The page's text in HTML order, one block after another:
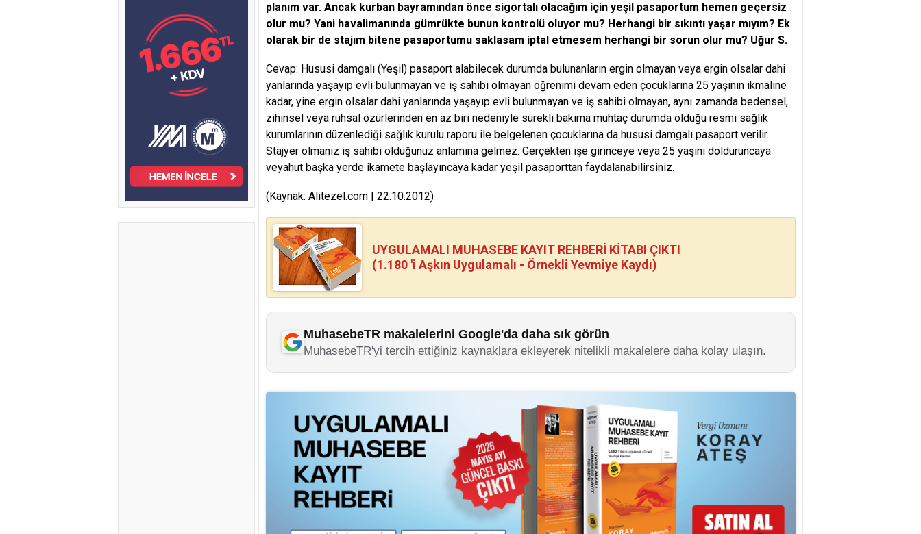
planım var. Ancak kurban bayramından önce sigortalı olacağım için yeşil pasaportum hemen geçersiz
olur mu? Yani havalimanında gümrükte bunun kontrolü oluyor mu? Herhangi bir sıkıntı yaşar mıyım? Ek
olarak bir de stajım bitene pasaportumu saklasam iptal etmesem herhangi bir sorun olur mu? Uğur S.
Cevap: Hususi damgalı (Yeşil) pasaport alabilecek durumda bulunanların ergin olmayan veya ergin olsalar dahi
yanlarında yaşayıp evli bulunmayan ve iş sahibi olmayan öğrenimi devam eden çocuklarına 25 yaşının ikmaline
kadar, yine ergin olsalar dahi yanlarında yaşayıp evli bulunmayan ve iş sahibi olmayan, aynı zamanda bedensel,
zihinsel veya ruhsal özürlerinden en az biri nedeniyle sürekli bakıma muhtaç durumda olduğu resmi sağlık
kurumlarının düzenlediği sağlık kurulu raporu ile belgelenen çocuklarına da hususi damgalı pasaport verilir.
Stajyer olmanız iş sahibi olduğunuz anlamına gelmez. Gerçekten işe girinceye veya 25 yaşını dolduruncaya
veyahut başka yerde ikamete başlayıncaya kadar yeşil pasaporttan faydalanabilirsiniz.
(Kaynak: Alitezel.com | 22.10.2012)
UYGULAMALI MUHASEBE KAYIT REHBERİ KİTABI ÇIKTI
(1.180 'i Aşkın Uygulamalı - Örnekli Yevmiye Kaydı)
MuhasebeTR makalelerini Google'da daha sık görün
MuhasebeTR'yi tercih ettiğiniz kaynaklara ekleyerek nitelikli makalelere daha kolay ulaşın.